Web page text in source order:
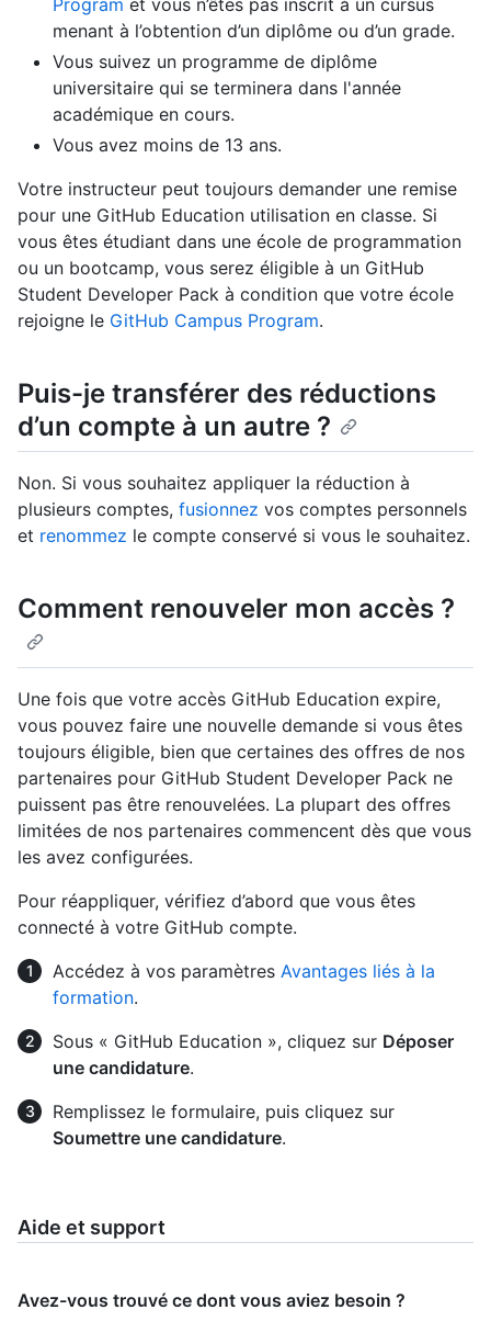
Program et vous n’êtes pas inscrit à un cursus
menant à l’obtention d’un diplôme ou d’un grade.
Vous suivez un programme de diplôme
universitaire qui se terminera dans l'année
académique en cours.
Vous avez moins de 13 ans.
Votre instructeur peut toujours demander une remise
pour une GitHub Education utilisation en classe. Si
vous êtes étudiant dans une école de programmation
ou un bootcamp, vous serez éligible à un GitHub
Student Developer Pack à condition que votre école
rejoigne le GitHub Campus Program.
Puis-je transférer des réductions
d’un compte à un autre ?
Non. Si vous souhaitez appliquer la réduction à
plusieurs comptes, fusionnez vos comptes personnels
et renommez le compte conservé si vous le souhaitez.
Comment renouveler mon accès ?
Une fois que votre accès GitHub Education expire,
vous pouvez faire une nouvelle demande si vous êtes
toujours éligible, bien que certaines des offres de nos
partenaires pour GitHub Student Developer Pack ne
puissent pas être renouvelées. La plupart des offres
limitées de nos partenaires commencent dès que vous
les avez configurées.
Pour réappliquer, vérifiez d’abord que vous êtes
connecté à votre GitHub compte.
Accédez à vos paramètres Avantages liés à la
formation.
Sous « GitHub Education », cliquez sur Déposer
une candidature.
Remplissez le formulaire, puis cliquez sur
Soumettre une candidature.
Aide et support
Avez-vous trouvé ce dont vous aviez besoin ?